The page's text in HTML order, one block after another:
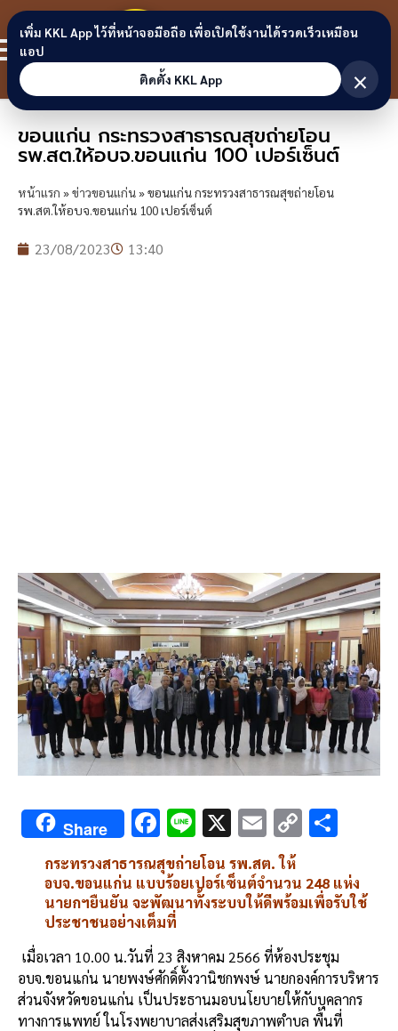
Skip to content
ขอนแก่น
ลิงก์
ขอนแก่น กระทรวงสาธารณสุขถ่ายโอน
รพ.สต.ให้อบจ.ขอนแก่น 100 เปอร์เซ็นต์
หน้าแรก »ข่าวขอนแก่น»ขอนแก่น กระทรวงสาธารณสุขถ่ายโอน
รพ.สต.ให้อบจ.ขอนแก่น 100 เปอร์เซ็นต์
23/08/2023 13:40
Share F
ac
e
b
o
o
k
Li
n
e
X E
m
ai
l
C
py
Li
k
ar
e
กระทรวงสาธารณสุขถ่ายโอน รพ.สต.ให้
อบจ.ขอนแก่น แบบร้อยเปอร์เซ็นต์จำนวน 248 แห่ง
นายกฯยืนยัน จะพัฒนาทั้งระบบให้ดีพร้อมเพื่อรับใช้
ประชาชนอย่างเต็มที่
เมื่อเวลา 10.00 น.วันที่ 23 สิงหาคม 2566 ที่ห้องประชุม
อบจ.ขอนแก่น นายพงษ์ศักดิ์ตั้งวานิชกพงษ์นายกองค์การบริหาร
ส่วนจังหวัดขอนแก่น เป็นประธานมอบนโยบายให้กับบุคลากร
ทางการแพทย์ ในโรงพยาบาลส่งเสริมสุขภาพตำบล พื้นที่
เพิ่ม KKL App ไว้ที่หน้าจอมือถือ เพื่อเปิดใช้งานได้รวดเร็วเหมือน
แอป
ติดตั้ง KKL App
×